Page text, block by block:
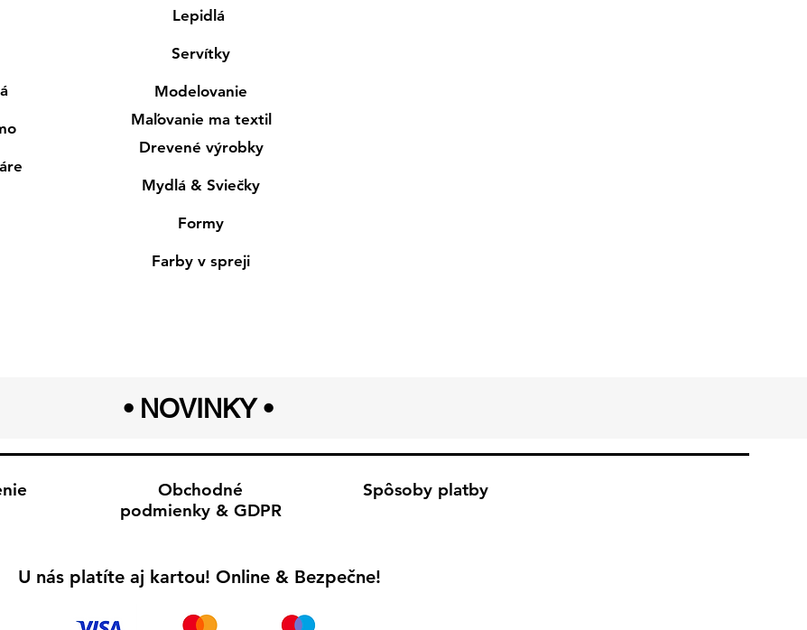
Lepidlá
Servítky
Modelovanie
Maľovanie ma textil
Drevené výrobky
Mydlá & Sviečky
Formy
Farby v spreji
• NOVINKY •
Obchodné
podmienky & GDPR
Spôsoby platby
U nás platíte aj kartou! Online & Bezpečne!